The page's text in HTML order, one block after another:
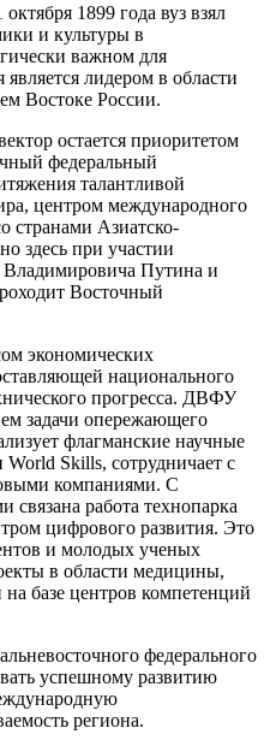
1899 года вуз взял
и культуры в
важном для
лидером в области
Востоке России.
остается приоритетом
федеральный
талантливой
центром международного
странами Азиатско-
здесь при участии
Путина и
Восточный
экономических
национального
прогресса. ДВФУ
задачи опережающего
флагманские научные
Skills, сотрудничает с
компаниями. С
работа технопарка
цифрового развития. Это
и молодых ученых
в области медицины,
базе центров компетенций
федерального
успешному развитию
региона.